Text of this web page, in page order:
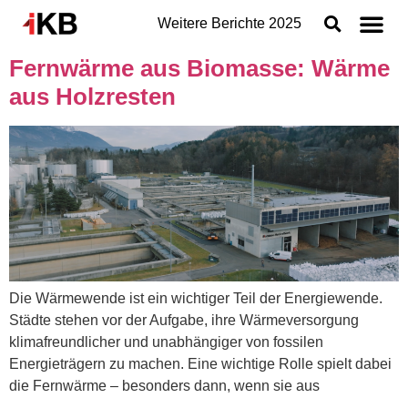
Weitere Berichte 2025
Topthemen
Geschäftsbereiche der IKB
Organisation
Jahresabschluss
Konzern
Fernwärme aus Biomasse: Wärme
aus Holzresten
Die Wärmewende ist ein wichtiger Teil der Energiewende.
Städte stehen vor der Aufgabe, ihre Wärmeversorgung
klimafreundlicher und unabhängiger von fossilen
Energieträgern zu machen. Eine wichtige Rolle spielt dabei
die Fernwärme – besonders dann, wenn sie aus